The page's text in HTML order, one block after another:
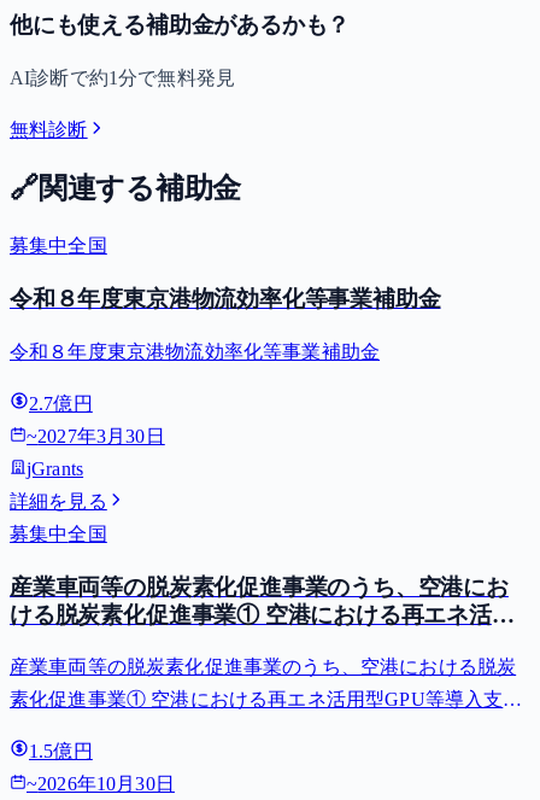
他にも使える補助金があるかも？
AI診断で約1分で無料発見
無料診断
🔗関連する補助金
募集中全国
令和８年度東京港物流効率化等事業補助金
令和８年度東京港物流効率化等事業補助金
2.7億円
~2027年3月30日
jGrants
詳細を見る
募集中全国
産業車両等の脱炭素化促進事業のうち、空港にお
ける脱炭素化促進事業① 空港における再エネ活用
費等補助金）
産業車両等の脱炭素化促進事業のうち、空港における脱炭
素化促進事業① 空港における再エネ活用型GPU等導入支援
1.5億円
~2026年10月30日